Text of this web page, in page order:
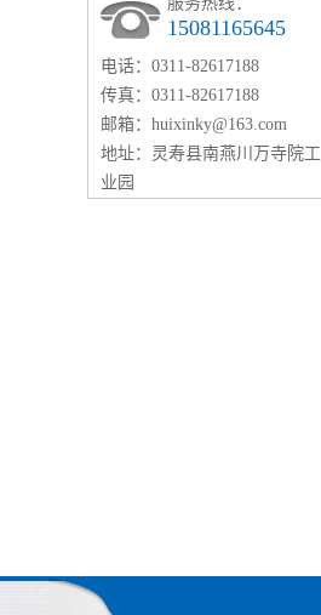
15081165645
电话：0311-82617188
传真：0311-82617188
邮箱：huixinky@163.com
地址：灵寿县南燕川万寺院工
业园